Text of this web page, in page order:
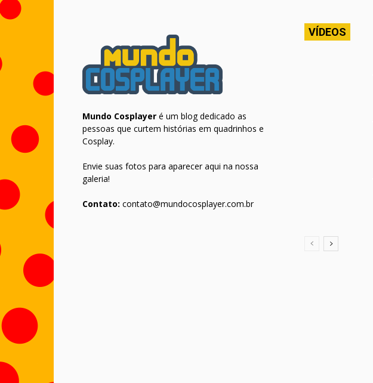
Mundo Cosplayer é um blog dedicado as
pessoas que curtem histórias em quadrinhos e
Cosplay.
Envie suas fotos para aparecer aqui na nossa
galeria!
Contato: contato@mundocosplayer.com.br
VÍDEOS